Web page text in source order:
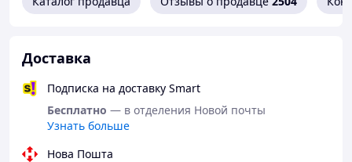
Доставка
Подписка на доставку Smart
Бесплатно — в отделения Новой почты
Узнать больше
Нова Пошта